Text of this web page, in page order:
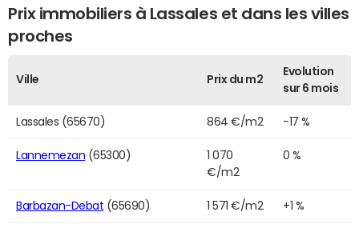
Prix immobiliers à Lassales et dans les villes
proches
Ville Prix du m2
Evolution
sur 6 mois
Lassales (65670) 864 €/m2 -17 %
Lannemezan (65300)
1 070
€/m2
0 %
Barbazan-Debat (65690) 1 571 €/m2 +1 %